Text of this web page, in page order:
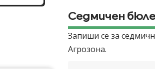
Седмичен
Запиши се за
Агрозона.